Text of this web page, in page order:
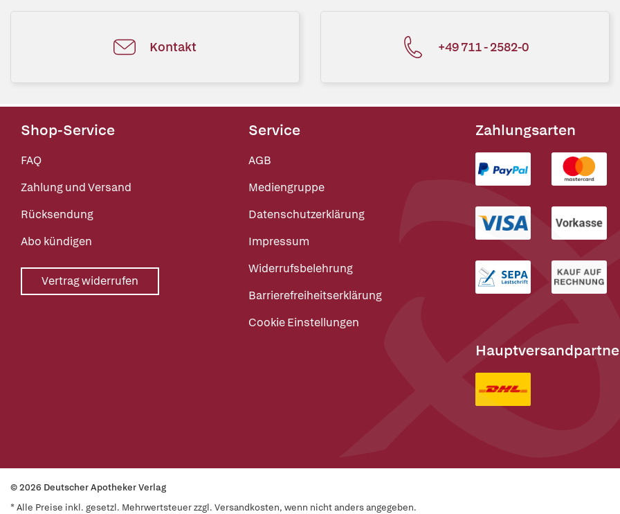
Kontakt +49 711 - 2582-0
Shop-Service
FAQ
Zahlung und Versand
Rücksendung
Abo kündigen
Vertrag widerrufen
Service
AGB
Mediengruppe
Datenschutzerklärung
Impressum
Widerrufsbelehrung
Barrierefreiheitserklärung
Cookie Einstellungen
Zahlungsarten
© 2026 Deutscher Apotheker Verlag
* Alle Preise inkl. gesetzl. Mehrwertsteuer zzgl. Versandkosten, wenn nicht anders angegeben.